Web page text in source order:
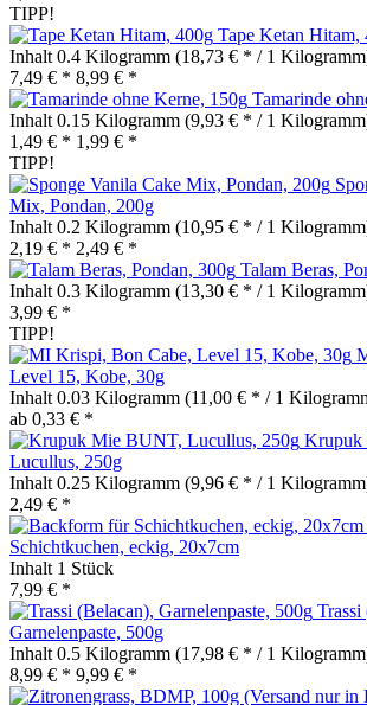
TIPP!
Tape Ketan Hitam,
Inhalt 0.4 Kilogramm (18,73 € * / 1
7,49 € * 8,99 € *
Tamarinde
Inhalt 0.15 Kilogramm (9,93 € * / 1
1,49 € * 1,99 € *
TIPP!
Mix, Pondan, 200g
Inhalt 0.2 Kilogramm (10,95 € * / 1
2,19 € * 2,49 € *
Talam Beras,
Inhalt 0.3 Kilogramm (13,30 € * / 1
3,99 € *
TIPP!
Level 15, Kobe, 30g
Inhalt 0.03 Kilogramm (11,00 € * / 1
ab 0,33 € *
Krupuk
Lucullus, 250g
Inhalt 0.25 Kilogramm (9,96 € * / 1
2,49 € *
Schichtkuchen, eckig, 20x7cm
Inhalt 1 Stück
7,99 € *
Trassi
Garnelenpaste, 500g
Inhalt 0.5 Kilogramm (17,98 € * / 1
8,99 € * 9,99 € *